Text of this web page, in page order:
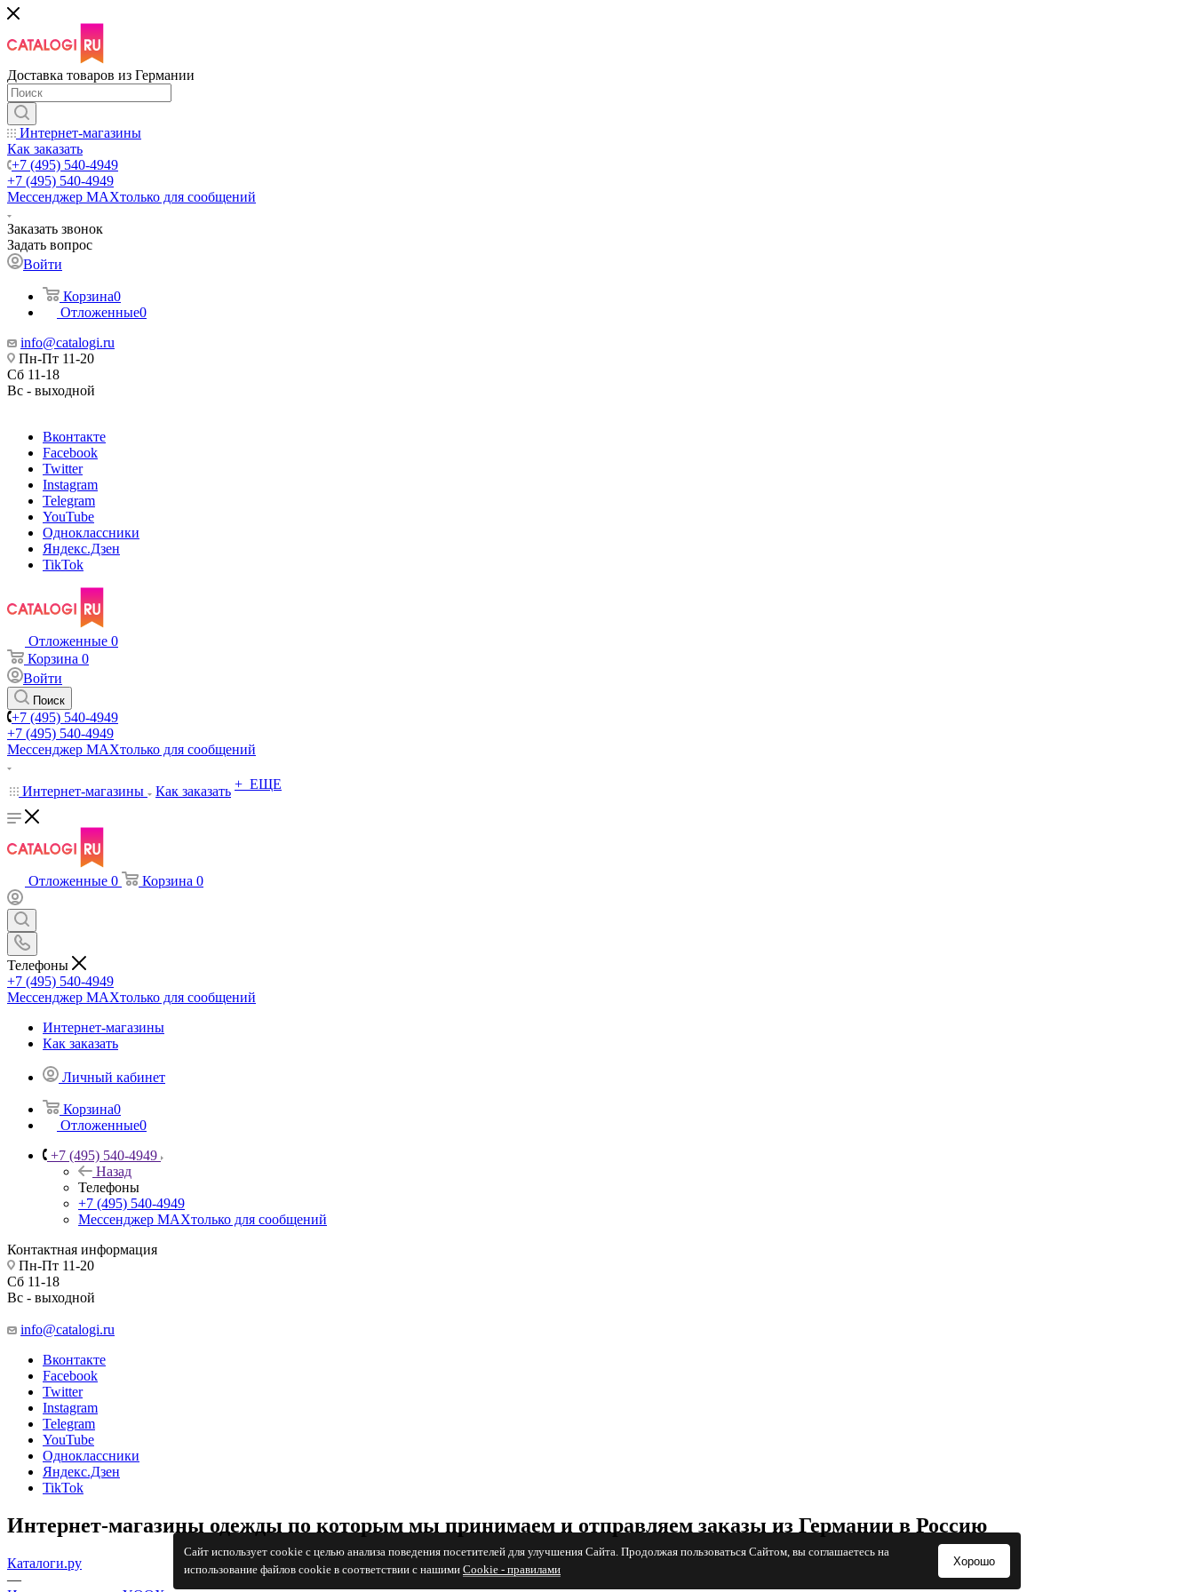
Сайт использует cookie с целью анализа поведения посетителей для улучшения Сайта. Продолжая пользоваться Сайтом, вы соглашаетесь на
использование файлов cookie в соответствии с нашими Cookiе - правилами
Хорошо
Доставка товаров из Германии
Интернет-магазины
Как заказать
+7 (495) 540-4949
+7 (495) 540-4949
Мессенджер МАХтолько для сообщений
Заказать звонок
Задать вопрос
Войти
Корзина0
Отложенные0
info@catalogi.ru
Пн-Пт 11-20
Сб 11-18
Вс - выходной
Вконтакте
Facebook
Twitter
Instagram
Telegram
YouTube
Одноклассники
Яндекс.Дзен
TikTok
Отложенные 0
Корзина 0
Войти
Поиск
+7 (495) 540-4949
+7 (495) 540-4949
Мессенджер МАХтолько для сообщений
Интернет-магазины Как заказать + ЕЩЕ
Отложенные 0 Корзина 0
Телефоны
+7 (495) 540-4949
Мессенджер МАХтолько для сообщений
Интернет-магазины
Как заказать
Личный кабинет
Корзина0
Отложенные0
+7 (495) 540-4949
Назад
Телефоны
+7 (495) 540-4949
Мессенджер МАХтолько для сообщений
Контактная информация
Пн-Пт 11-20
Сб 11-18
Вс - выходной
info@catalogi.ru
Вконтакте
Facebook
Twitter
Instagram
Telegram
YouTube
Одноклассники
Яндекс.Дзен
TikTok
Интернет-магазины одежды по которым мы принимаем и отправляем заказы из Германии в Россию
Каталоги.ру
—